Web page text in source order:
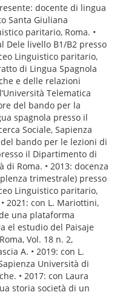
docente di lingua
Santa Giuliana
paritario, Roma. •
Dele livello B1/B2 presso
Linguistico paritario,
di Lingua Spagnola
e delle relazioni
Telematica
del bando per la
spagnola presso il
Sociale, Sapienza
bando per le lezioni di
il Dipartimento di
di Roma. • 2013: docenza
trimestrale) presso
Linguistico paritario,
• 2021: con L. Mariottini,
una plataforma
el estudio del Paisaje
Vol. 18 n. 2,
A. • 2019: con L.
Università di
• 2017: con Laura
storia società di un